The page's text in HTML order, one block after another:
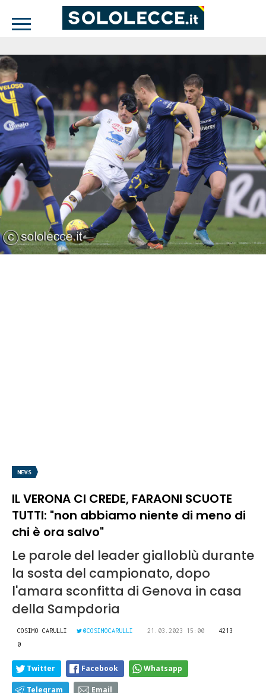
NEWS
IL VERONA CI CREDE, FARAONI SCUOTE
TUTTI: "non abbiamo niente di meno di
chi è ora salvo"
Le parole del leader gialloblù durante
la sosta del campionato, dopo
l'amara sconfitta di Genova in casa
della Sampdoria
COSIMO CARULLI @COSIMOCARULLI 21.03.2023 15:00
4213
0
Twitter Facebook Whatsapp
Telegram Email